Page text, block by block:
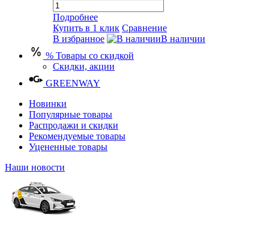
Подробнее
Купить в 1 клик Сравнение
В избранное
В наличии
% Товары со скидкой
Скидки, акции
GREENWAY
Новинки
Популярные товары
Распродажи и скидки
Рекомендуемые товары
Уцененные товары
Наши новости